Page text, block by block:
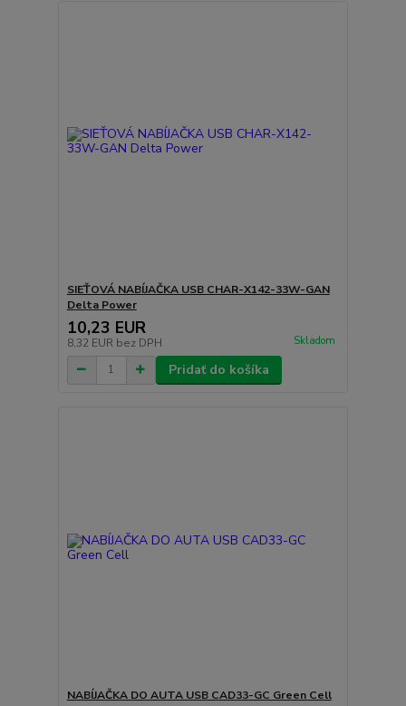
SIEŤOVÁ NABÍJAČKA USB CHAR-X142-33W-GAN
Delta Power
10,23 EUR
8,32 EUR bez DPH Skladom
Pridať do košíka
NABÍJAČKA DO AUTA USB CAD33-GC Green Cell